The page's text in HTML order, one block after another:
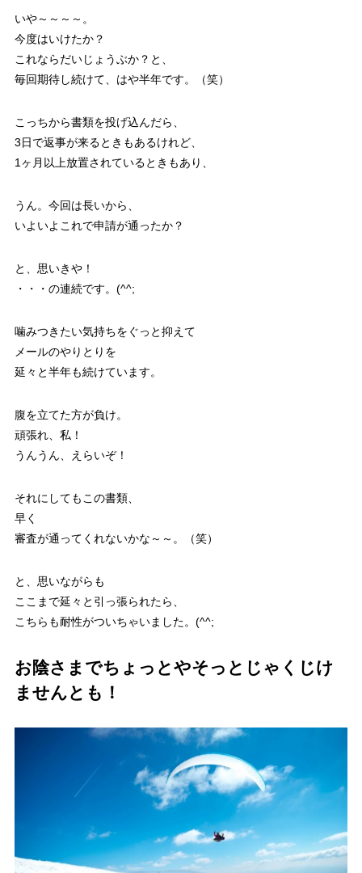
いや～～～～。
今度はいけたか？
これならだいじょうぶか？と、
毎回期待し続けて、はや半年です。（笑）
こっちから書類を投げ込んだら、
3日で返事が来るときもあるけれど、
1ヶ月以上放置されているときもあり、
うん。今回は長いから、
いよいよこれで申請が通ったか？
と、思いきや！
・・・の連続です。(^^;
噛みつきたい気持ちをぐっと抑えて
メールのやりとりを
延々と半年も続けています。
腹を立てた方が負け。
頑張れ、私！
うんうん、えらいぞ！
それにしてもこの書類、
早く
審査が通ってくれないかな～～。（笑）
と、思いながらも
ここまで延々と引っ張られたら、
こちらも耐性がついちゃいました。(^^;
お陰さまでちょっとやそっとじゃくじけ
ませんとも！